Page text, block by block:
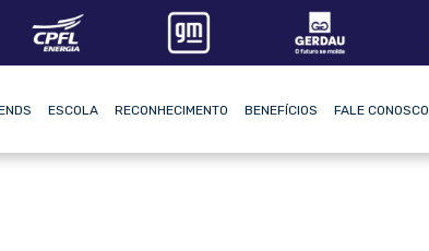
ESCOLA RECONHECIMENTO BENEFÍCIOS FALE CONOSCO